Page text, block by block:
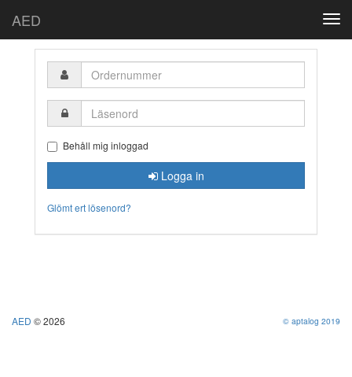
AED
Ordernummer
Läsenord
Behåll mig inloggad
Logga in
Glömt ert lösenord?
AED © 2026 © aptalog 2019